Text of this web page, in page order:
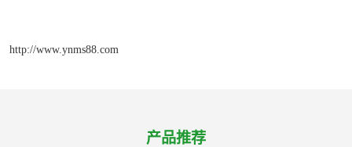
http://www.ynms88.com
产品推荐